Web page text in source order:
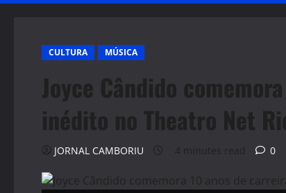
CULTURA MÚSICA
Joyce Cândido
inédito no Theatro Net
JORNAL CAMBORIU 4 minutes read 0